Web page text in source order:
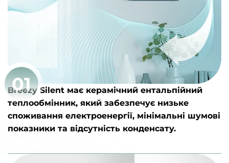
Breezy Silent має керамічний ентальпійний
теплообмінник, який забезпечує низьке
споживання електроенергії, мінімальні шумові
показники та відсутність конденсату.
01